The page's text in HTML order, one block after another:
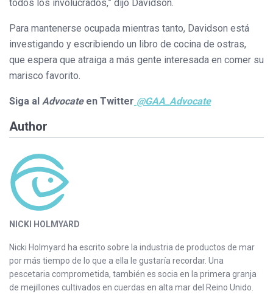
todos los involucrados,” dijo Davidson.
Para mantenerse ocupada mientras tanto, Davidson está
investigando y escribiendo un libro de cocina de ostras,
que espera que atraiga a más gente interesada en comer su
marisco favorito.
Siga al Advocate en Twitter @GAA_Advocate
Author
NICKI HOLMYARD
Nicki Holmyard ha escrito sobre la industria de productos de mar
por más tiempo de lo que a ella le gustaría recordar. Una
pescetaria comprometida, también es socia en la primera granja
de mejillones cultivados en cuerdas en alta mar del Reino Unido.